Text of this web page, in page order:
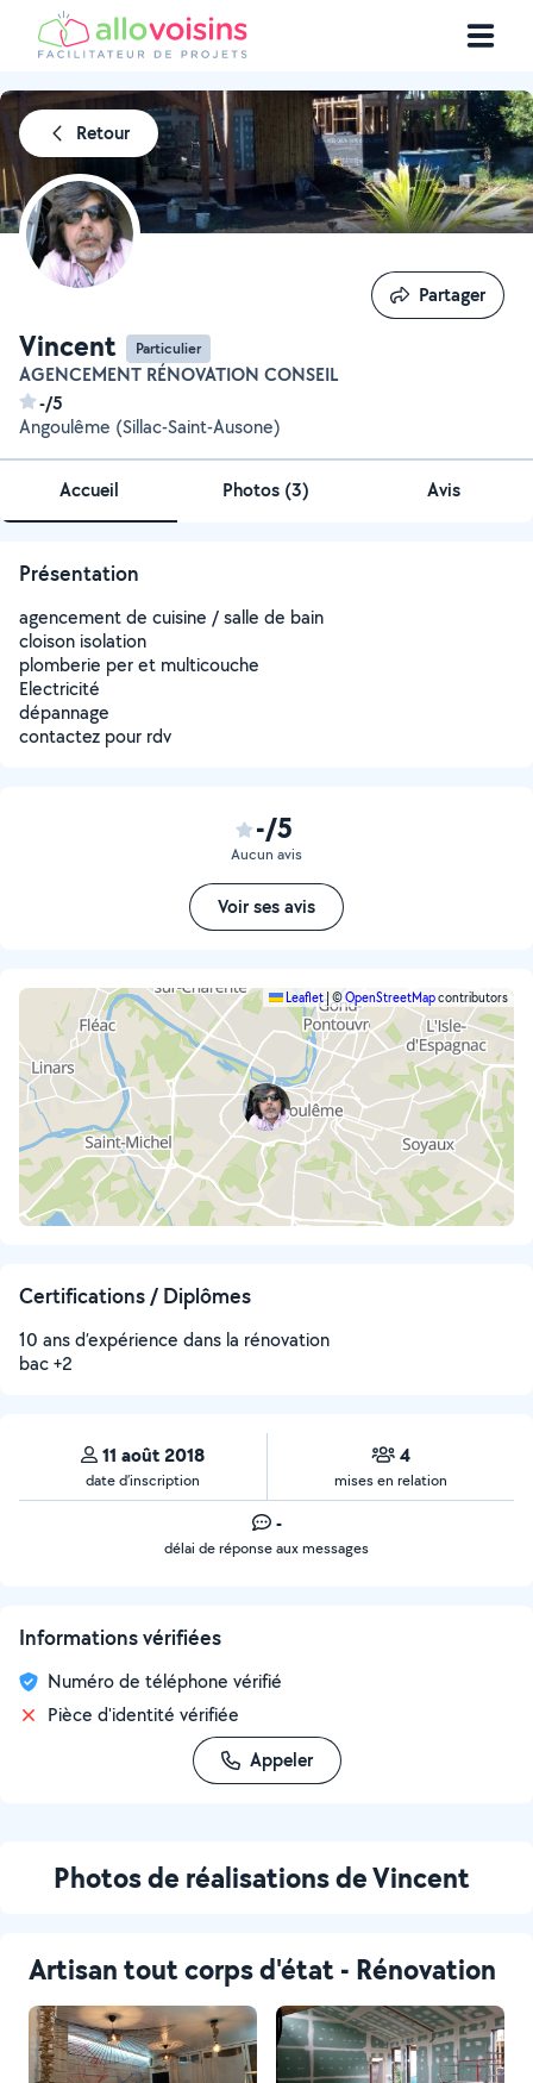
Retour
Vincent Particulier
AGENCEMENT RÉNOVATION CONSEIL
-/5
Angoulême (Sillac-Saint-Ausone)
Partager
Partager
Accueil Photos (3) Avis
Présentation
agencement de cuisine / salle de bain
cloison isolation
plomberie per et multicouche
Electricité
dépannage
contactez pour rdv
-/5
Aucun avis
Voir ses avis
Leaflet|©OpenStreetMapcontributors
Certifications / Diplômes
10 ans d’expérience dans la rénovation
bac +2
11 août 2018
date d’inscription
4
mises en relation
-
délai de réponse aux messages
Informations vérifiées
Numéro de téléphone vérifié
Pièce d'identité vérifiée
Appeler
Photos de réalisations de Vincent
Artisan tout corps d'état - Rénovation